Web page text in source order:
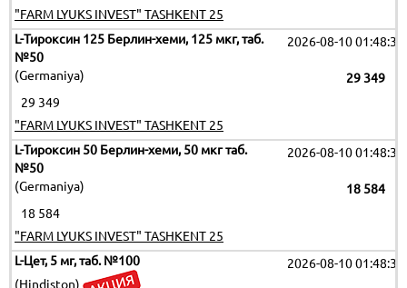
"FARM LYUKS INVEST" TASHKENT 25
L-Тироксин 125 Берлин-хеми, 125 мкг, таб.
№50
(Germaniya)
2026-08-10 01:48:35
29 349
29 349
"FARM LYUKS INVEST" TASHKENT 25
L-Тироксин 50 Берлин-хеми, 50 мкг таб.
№50
(Germaniya)
2026-08-10 01:48:35
18 584
18 584
"FARM LYUKS INVEST" TASHKENT 25
L-Цет, 5 мг, таб. №100
(Hindiston)
2026-08-10 01:48:35